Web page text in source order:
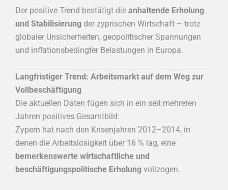
Der positive Trend bestätigt die anhaltende Erholung
und Stabilisierung der zyprischen Wirtschaft – trotz
globaler Unsicherheiten, geopolitischer Spannungen
und inflationsbedingter Belastungen in Europa.
Langfristiger Trend: Arbeitsmarkt auf dem Weg zur
Vollbeschäftigung
Die aktuellen Daten fügen sich in ein seit mehreren
Jahren positives Gesamtbild:
Zypern hat nach den Krisenjahren 2012–2014, in
denen die Arbeitslosigkeit über 16 % lag, eine
bemerkenswerte wirtschaftliche und
beschäftigungspolitische Erholung vollzogen.